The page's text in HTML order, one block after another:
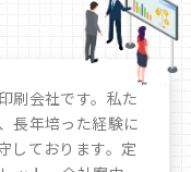
刷会社です。私た
長年培った経験に
しております。定